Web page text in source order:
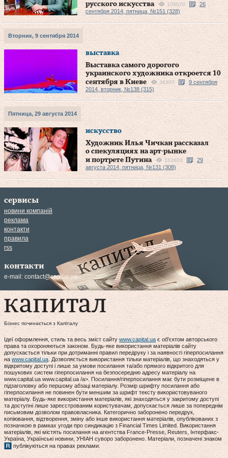
русского искусства
108670
26
сентября 2014, пятница, №151 (328)
Вторник, 9 сентября 2014
выставка
Выставка самого дорогого
украинского художника откроется 10
сентября в Киеве
36307
9 сентября
2014, вторник, №138 (315)
Пятница, 29 августа 2014
искусство
Художник Илья Чичкан рассказал
о спекуляциях на арт-рынке
и портрете Путина
162603
29
августа 2014, пятница, №131 (308)
сервисы
новини компаній
реклама
контакти
правила
rss
контакти
e-mail: contact@capital.ua
Бізнес починається з Капіталу
Ідеї оформлення, стиль та весь зміст сайту www.capital.ua є об'єктом авторського
права та охороняються законом. Будь-яке використання матеріалів сайту
допускається тільки при дотриманні правил передруку і за наявності гіперпосилання
на www.capital.ua . Дозволяється використання тільки матеріалів, що знаходяться у
відкритому доступі і лише за умови посилання та/або прямого відкритого для
пошукових систем гіперпосилання на безпосередню адресу матеріалу на
www.capital.ua www.capital.ua /a>. Посилання/гіперпосилання має бути розміщене в
підзаголовку або першому абзаці матеріалу. Розмір шрифту посилання або
гіперпосилання не повинен бути меншим за шрифт тексту використовуваного
матеріалу. Будь-яке використання матеріалів, які знаходяться у закритому доступі
та доступні лише зареєстрованим користувачам, допускається лише за попереднім
письмовим дозволом правовласника. Категорично заборонено передрук,
копіювання, відтворення, зміну або інше використання матеріалів, опублікованих з
позначкою в рамках угоди про синдикацію з Financial Times Limited. Використання
матеріалів, які містять посилання на агентства France-Presse, Reuters, Інтерфакс-
Україна, Українські новини, УНІАН суворо заборонено. Матеріали, позначені знаком
публікуються на правах реклами.